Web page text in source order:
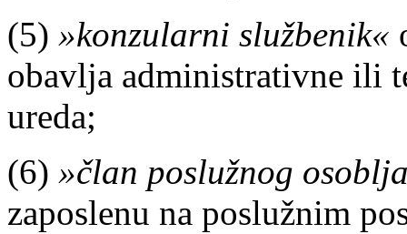
(5) »konzularni službenik«
obavlja administrativne ili
ureda;
(6) »član poslužnog
zaposlenu na poslužnim